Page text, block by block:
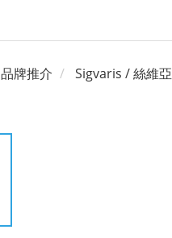
品牌推介 Sigvaris / 絲維亞